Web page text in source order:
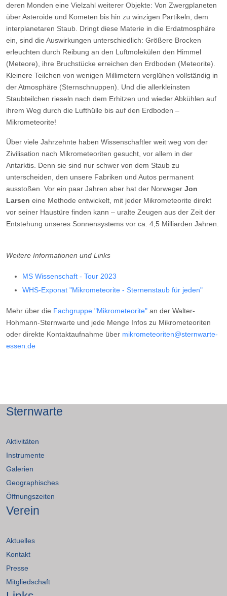
deren Monden eine Vielzahl weiterer Objekte: Von Zwergplaneten
über Asteroide und Kometen bis hin zu winzigen Partikeln, dem
interplanetaren Staub. Dringt diese Materie in die Erdatmosphäre
ein, sind die Auswirkungen unterschiedlich: Größere Brocken
erleuchten durch Reibung an den Luftmolekülen den Himmel
(Meteore), ihre Bruchstücke erreichen den Erdboden (Meteorite).
Kleinere Teilchen von wenigen Millimetern verglühen vollständig in
der Atmosphäre (Sternschnuppen). Und die allerkleinsten
Staubteilchen rieseln nach dem Erhitzen und wieder Abkühlen auf
ihrem Weg durch die Lufthülle bis auf den Erdboden –
Mikrometeorite!
Über viele Jahrzehnte haben Wissenschaftler weit weg von der
Zivilisation nach Mikrometeoriten gesucht, vor allem in der
Antarktis. Denn sie sind nur schwer von dem Staub zu
unterscheiden, den unsere Fabriken und Autos permanent
ausstoßen. Vor ein paar Jahren aber hat der Norweger Jon
Larsen eine Methode entwickelt, mit jeder Mikrometeorite direkt
vor seiner Haustüre finden kann – uralte Zeugen aus der Zeit der
Entstehung unseres Sonnensystems vor ca. 4,5 Milliarden Jahren.
Weitere Informationen und Links
MS Wissenschaft - Tour 2023
WHS-Exponat "Mikrometeorite - Sternenstaub für jeden"
Mehr über die Fachgruppe "Mikrometeorite" an der Walter-
Hohmann-Sternwarte und jede Menge Infos zu Mikrometeoriten
oder direkte Kontaktaufnahme über mikrometeoriten@sternwarte-
essen.de
Sternwarte
Aktivitäten
Instrumente
Galerien
Geographisches
Öffnungszeiten
Verein
Aktuelles
Kontakt
Presse
Mitgliedschaft